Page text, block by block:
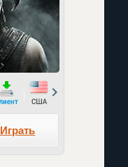
Играть